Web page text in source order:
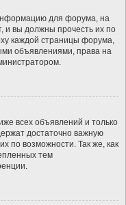
для форума, на
и вы должны прочесть их по
каждой страницы форума,
объявлениями, права на
всех объявлений и только
достаточно важную
по возможности. Так же, как
тем